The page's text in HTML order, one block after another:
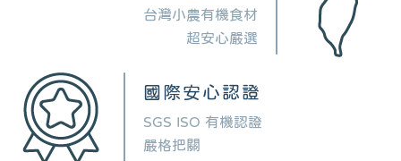
台灣小農有機食材
超安心嚴選
國際安心認證
SGS ISO 有機認證
嚴格把關